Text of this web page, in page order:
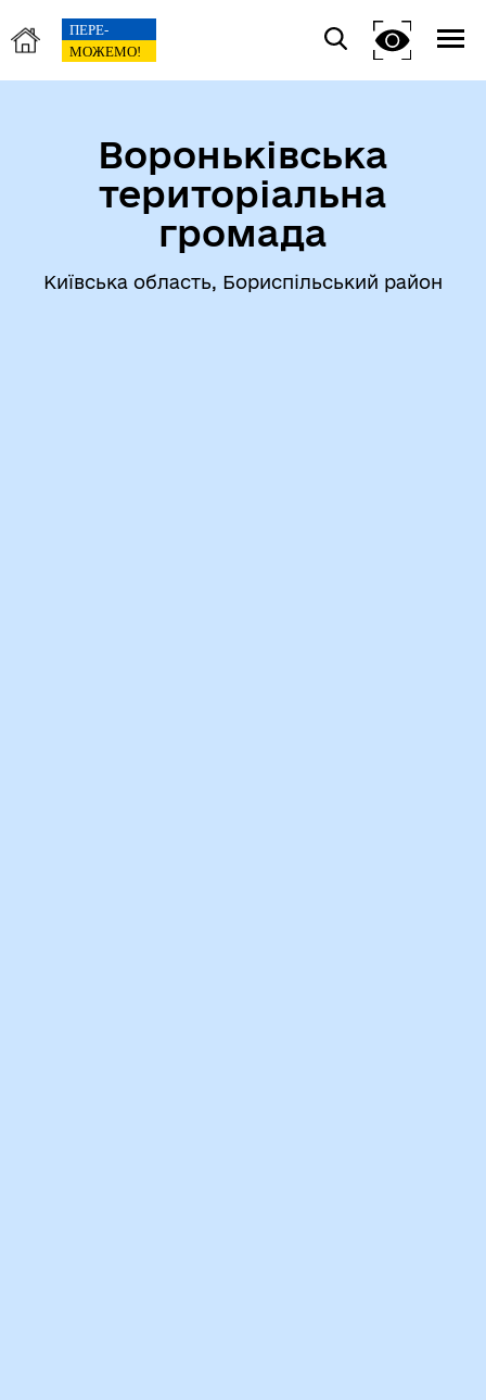
Вороньківська
територіальна
громада
Київська область, Бориспільський район